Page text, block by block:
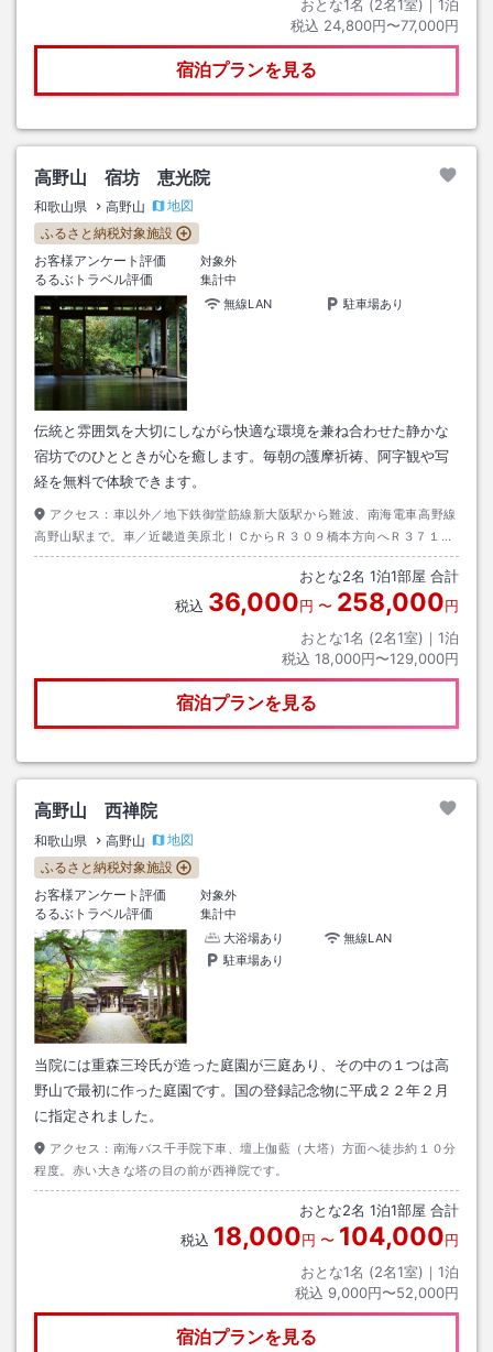
おとな1名 (2名1室)｜ 1泊
税込 24,800円〜77,000円
宿泊プランを見る
高野山 宿坊 恵光院
和歌山県 高野山
地図
ふるさと納税対象施設
お客様アンケート評価
対象外
るるぶトラベル評価
集計中
無線LAN
駐車場あり
伝統と雰囲気を大切にしながら快適な環境を兼ね合わせた静かな
宿坊でのひとときが心を癒します。毎朝の護摩祈祷、阿字観や写
経を無料で体験できます。
アクセス： 車以外／地下鉄御堂筋線新大阪駅から難波、南海電車高野線
高野山駅まで。車／近畿道美原北ＩＣからＲ３０９橋本方向へＲ３７１橋
本から高野山道路へ～美原北ＩＣ～苅萱堂と一の橋との間
おとな2名 1泊1部屋 合計
税込 36,000円 〜 258,000円
おとな1名 (2名1室)｜ 1泊
税込 18,000円〜129,000円
宿泊プランを見る
高野山 西禅院
和歌山県 高野山
地図
ふるさと納税対象施設
お客様アンケート評価
対象外
るるぶトラベル評価
集計中
大浴場あり
無線LAN
駐車場あり
当院には重森三玲氏が造った庭園が三庭あり、その中の１つは高
野山で最初に作った庭園です。国の登録記念物に平成２２年２月
に指定されました。
アクセス： 南海バス千手院下車、壇上伽藍（大塔）方面へ徒歩約１０分
程度。赤い大きな塔の目の前が西禅院です。
おとな2名 1泊1部屋 合計
税込 18,000円 〜 104,000円
おとな1名 (2名1室)｜ 1泊
税込 9,000円〜52,000円
宿泊プランを見る